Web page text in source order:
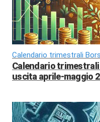
Calendario trimestrali
Calendario
uscita aprile-maggio